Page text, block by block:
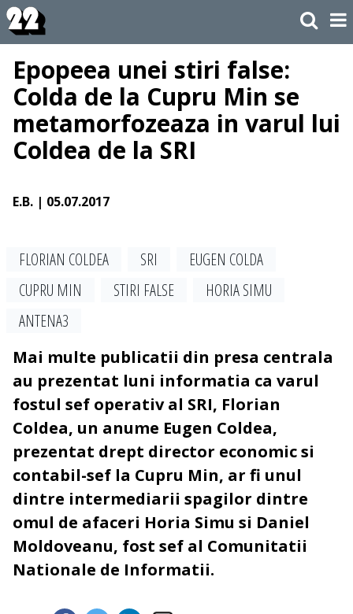
Epopeea unei stiri false:
Colda de la Cupru Min se
metamorfozeaza in varul lui
Coldea de la SRI
E.B. | 05.07.2017
FLORIAN COLDEA SRI
EUGEN COLDA
CUPRU MIN
STIRI FALSE
HORIA SIMU
ANTENA3
Mai multe publicatii din presa centrala
au prezentat luni informatia ca varul
fostul sef operativ al SRI, Florian
Coldea, un anume Eugen Coldea,
prezentat drept director economic si
contabil-sef la Cupru Min, ar fi unul
dintre intermediarii spagilor dintre
omul de afaceri Horia Simu si Daniel
Moldoveanu, fost sef al Comunitatii
Nationale de Informatii.